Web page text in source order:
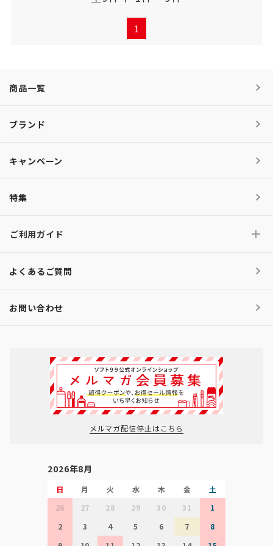
1
商品一覧
ブランド
キャンペーン
特集
ご利用ガイド
よくあるご質問
お問い合わせ
メルマガ配信停止はこちら
2026年8月
日 月 火 水 木 金
土
26
27 28 29 30 31
1
2
3 4 5 6 7
8